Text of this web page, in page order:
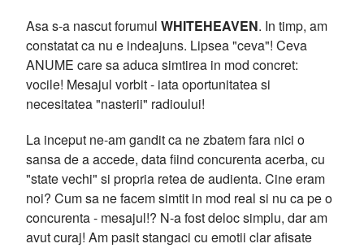
Asa s-a nascut forumul WHITEHEAVEN. In timp, am
constatat ca nu e indeajuns. Lipsea "ceva"! Ceva
ANUME care sa aduca simtirea in mod concret:
vocile! Mesajul vorbit - iata oportunitatea si
necesitatea "nasterii" radioului!
La inceput ne-am gandit ca ne zbatem fara nici o
sansa de a accede, data fiind concurenta acerba, cu
"state vechi" si propria retea de audienta. Cine eram
noi? Cum sa ne facem simtit in mod real si nu ca pe o
concurenta - mesajul!? N-a fost deloc simplu, dar am
avut curaj! Am pasit stangaci cu emotii clar afisate